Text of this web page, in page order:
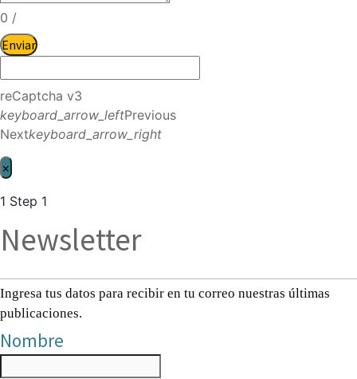
0 /
Enviar
reCaptcha v3
keyboard_arrow_leftPrevious
Nextkeyboard_arrow_right
×
1 Step 1
Newsletter
Ingresa tus datos para recibir en tu correo nuestras últimas
publicaciones.
Nombre